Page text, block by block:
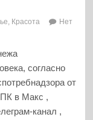
Красота
Нет
согласно
от
в Макс ,
канал ,